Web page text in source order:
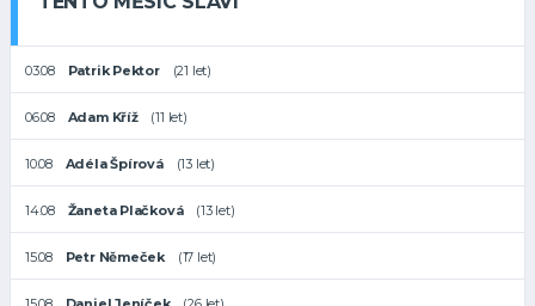
03.08 Patrik Pektor (21 let)
06.08 Adam Kříž (11 let)
10.08 Adéla Špírová (13 let)
14.08 Žaneta Plačková (13 let)
15.08 Petr Němeček (17 let)